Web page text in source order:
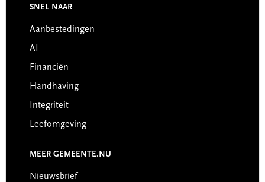
Footer
SNEL NAAR
Aanbestedingen
AI
Financiën
Handhaving
Integriteit
Leefomgeving
MEER GEMEENTE.NU
Nieuwsbrief